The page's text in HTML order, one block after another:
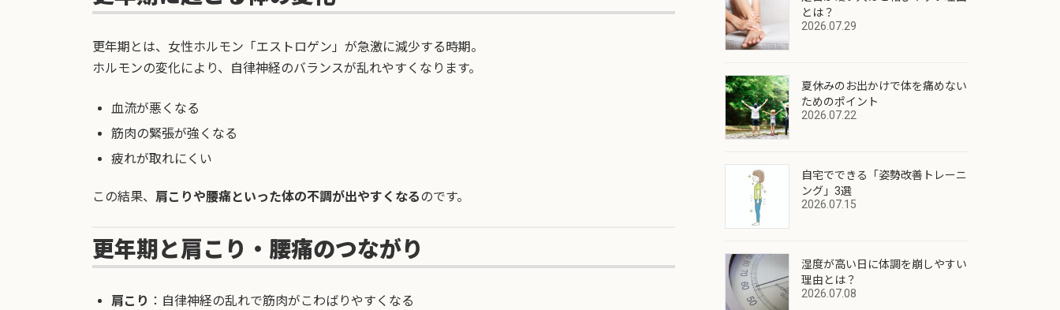
更年期とは、女性ホルモン「エストロゲン」が急激に減少する時期。
ホルモンの変化により、自律神経のバランスが乱れやすくなります。
血流が悪くなる
筋肉の緊張が強くなる
疲れが取れにくい
この結果、 肩こりや腰痛といった体の不調が出やすくなるのです。
更年期と肩こり・腰痛のつながり
肩こり ：自律神経の乱れで筋肉がこわばりやすくなる
とは？
2026.07.29
夏休みのお出かけで体を痛めない
ためのポイント
2026.07.22
自宅でできる「姿勢改善トレーニ
ング」3選
2026.07.15
湿度が高い日に体調を崩しやすい
理由とは？
2026.07.08